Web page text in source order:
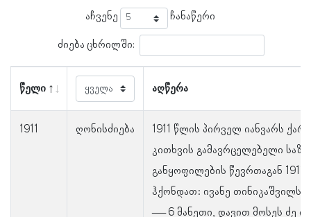
აჩვენე ჩანაწერი
ძიება ცხრილში:
წელი აღწერა
1911 ღონისძიება
1911 წლის პირველ იანვარს
კითხვის გამავრცელებელი
განყოფილების წევრთაგან
ჰქონდათ: ივანე თინიკაშვილს
— 6 მანეთი, დავით მოსეს ძე